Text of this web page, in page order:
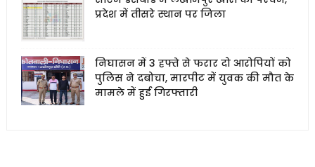
प्रदेश में तीसरे स्थान पर जिला
निघासन में 3 हफ्ते से फरार दो आरोपियों को
पुलिस ने दबोचा, मारपीट में युवक की मौत के
मामले में हुई गिरफ्तारी